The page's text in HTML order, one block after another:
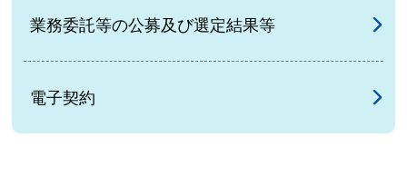
業務委託等の公募及び選定結果等
電子契約